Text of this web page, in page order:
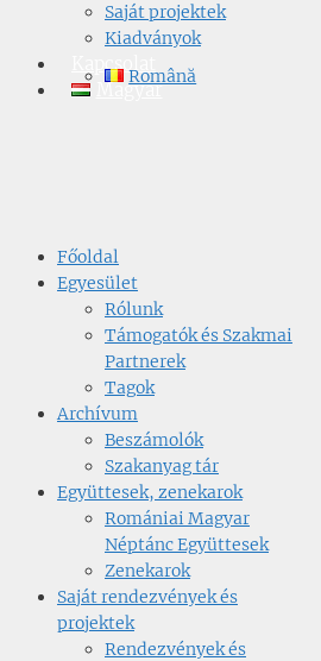
Saját projektek
Kiadványok
Kapcsolat
Magyar
Română
Főoldal
Egyesület
Rólunk
Támogatók és Szakmai
Partnerek
Tagok
Archívum
Beszámolók
Szakanyag tár
Együttesek, zenekarok
Romániai Magyar
Néptánc Együttesek
Zenekarok
Saját rendezvények és
projektek
Rendezvények és